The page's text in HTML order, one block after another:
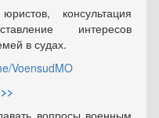
консультация
интересов
в судах.
VoensudMO
вопросы военным